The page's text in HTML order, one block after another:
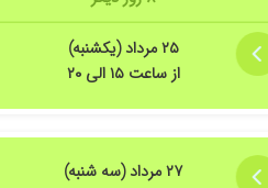
۲۵ مرداد (یکشنبه)
از ساعت ۱۵ الی ۲۰
۲۷ مرداد (سه شنبه)